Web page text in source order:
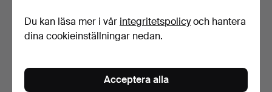
Klubbades 8 apr 2026
1 bud
Klubbades 8 apr 2026
Du kan läsa mer i vår integritetspolicyoch hantera
dina cookieinställningar nedan.
Acceptera alla